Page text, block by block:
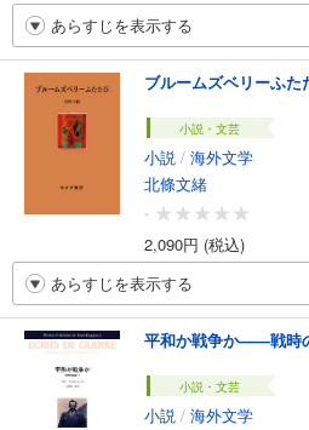
あらすじを表示する
ブルームズベリーふた
小説・文芸
小説 / 海外文学
北條文緒
-
2,090円 (税込)
あらすじを表示する
平和か戦争か――戦時
小説・文芸
小説 / 海外文学